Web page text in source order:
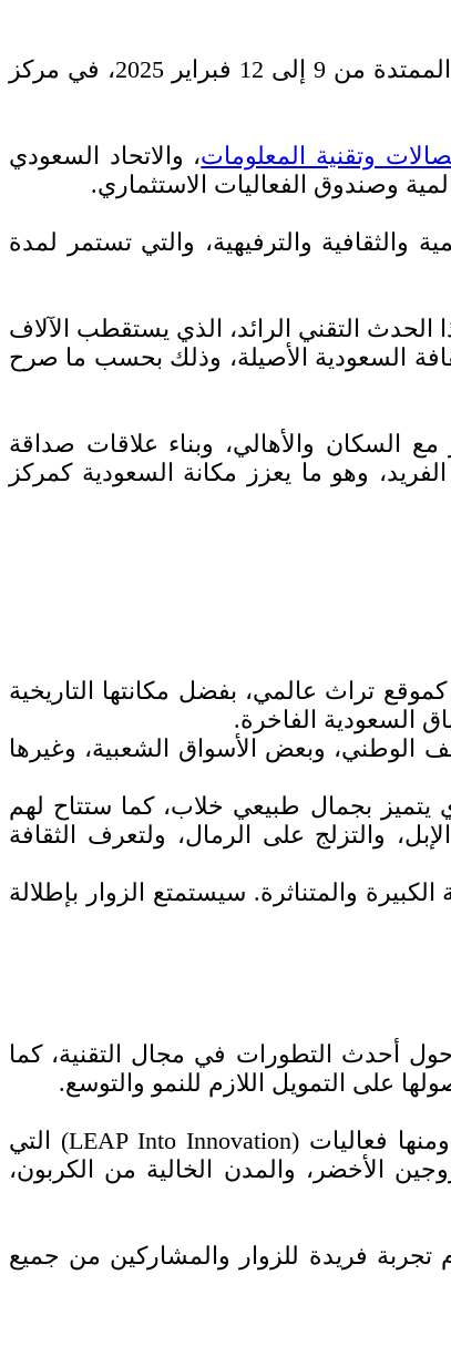
، إلى العاصمة السعودية الرياض خلال المدة الممتدة من 9 إلى 12 فبراير 2025، في مركز
وتقنية المعلومات، والاتحاد السعودي
وصندوق الفعاليات الاستثماري.
والثقافية والترفيهية، والتي تستمر لمدة
التقني الرائد، الذي يستقطب الآلاف
السعودية الأصيلة، وذلك بحسب ما صرح
السكان والأهالي، وبناء علاقات صداقة
وهو ما يعزز مكانة السعودية كمركز
تراث عالمي، بفضل مكانتها التاريخية
السعودية الفاخرة.
الوطني، وبعض الأسواق الشعبية، وغيرها
يتميز بجمال طبيعي خلاب، كما ستتاح لهم
والتزلج على الرمال، ولتعرف الثقافة
الجيرية الكبيرة والمتناثرة. سيستمتع الزوار بإطلالة
حول أحدث التطورات في مجال التقنية، كما
على التمويل اللازم للنمو والتوسع.
وستُقام أيضًا تجارب تعليمية وورش عمل وجلسات، يتحدث فيها قادة الفكر من مختلف أنحاء العالم، ومنها فعاليات (LEAP Into Innovation) التي
الأخضر، والمدن الخالية من الكربون،
ليقدم تجربة فريدة للزوار والمشاركين من جميع